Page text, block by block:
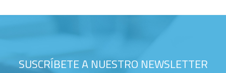
SUSCRÍBETE A NUESTRO NEWSLETTER